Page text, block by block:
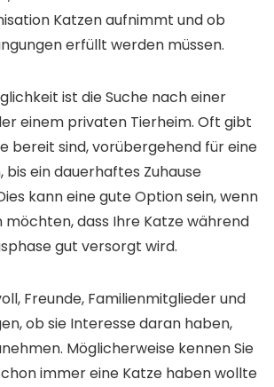
Katzen aufnimmt und ob
erfüllt werden müssen.
ist die Suche nach einer
einem privaten Tierheim. Oft gibt
bereit sind, vorübergehend für eine
bis ein dauerhaftes Zuhause
kann eine gute Option sein, wenn
möchten, dass Ihre Katze während
gut versorgt wird.
Freunde, Familienmitglieder und
ob sie Interesse daran haben,
Möglicherweise kennen Sie
immer eine Katze haben wollte